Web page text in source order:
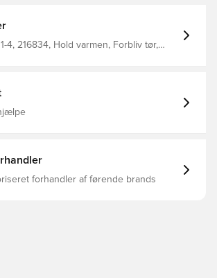
i 92% polyester
4, 216834, Hold varmen, Forbliv tør,
forhandler af førende brands